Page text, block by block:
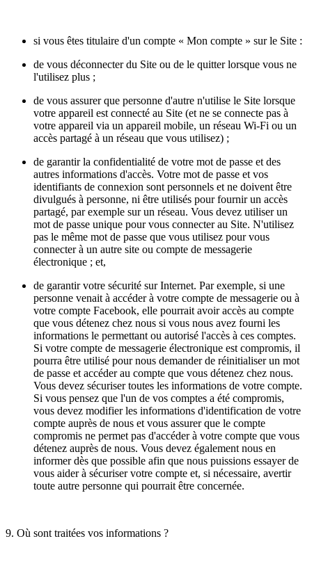
si vous êtes titulaire d'un compte « Mon compte » sur le Site :
de vous déconnecter du Site ou de le quitter lorsque vous ne
l'utilisez plus ;
de vous assurer que personne d'autre n'utilise le Site lorsque
votre appareil est connecté au Site (et ne se connecte pas à
votre appareil via un appareil mobile, un réseau Wi-Fi ou un
accès partagé à un réseau que vous utilisez) ;
de garantir la confidentialité de votre mot de passe et des
autres informations d'accès. Votre mot de passe et vos
identifiants de connexion sont personnels et ne doivent être
divulgués à personne, ni être utilisés pour fournir un accès
partagé, par exemple sur un réseau. Vous devez utiliser un
mot de passe unique pour vous connecter au Site. N'utilisez
pas le même mot de passe que vous utilisez pour vous
connecter à un autre site ou compte de messagerie
électronique ; et,
de garantir votre sécurité sur Internet. Par exemple, si une
personne venait à accéder à votre compte de messagerie ou à
votre compte Facebook, elle pourrait avoir accès au compte
que vous détenez chez nous si vous nous avez fourni les
informations le permettant ou autorisé l'accès à ces comptes.
Si votre compte de messagerie électronique est compromis, il
pourra être utilisé pour nous demander de réinitialiser un mot
de passe et accéder au compte que vous détenez chez nous.
Vous devez sécuriser toutes les informations de votre compte.
Si vous pensez que l'un de vos comptes a été compromis,
vous devez modifier les informations d'identification de votre
compte auprès de nous et vous assurer que le compte
compromis ne permet pas d'accéder à votre compte que vous
détenez auprès de nous. Vous devez également nous en
informer dès que possible afin que nous puissions essayer de
vous aider à sécuriser votre compte et, si nécessaire, avertir
toute autre personne qui pourrait être concernée.
9. Où sont traitées vos informations ?